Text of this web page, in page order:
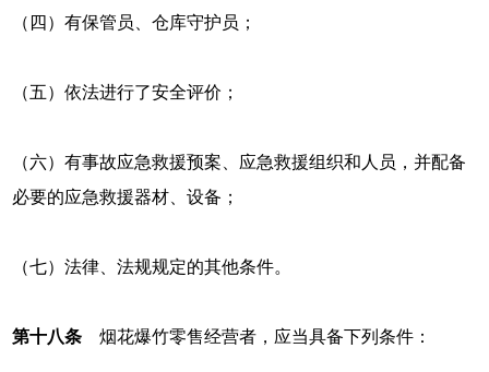
（四）有保管员、仓库守护员；
（五）依法进行了安全评价；
（六）有事故应急救援预案、应急救援组织和人员，并配备
必要的应急救援器材、设备；
（七）法律、法规规定的其他条件。
第十八条 烟花爆竹零售经营者，应当具备下列条件：